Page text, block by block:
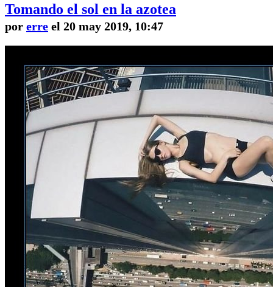
Tomando el sol en la azotea
por erre el 20 may 2019, 10:47